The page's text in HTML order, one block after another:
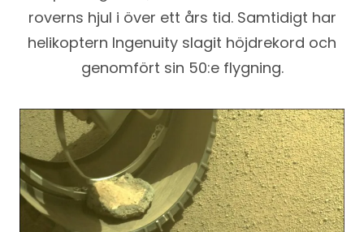
roverns hjul i över ett års tid. Samtidigt har
helikoptern Ingenuity slagit höjdrekord och
genomfört sin 50:e flygning.